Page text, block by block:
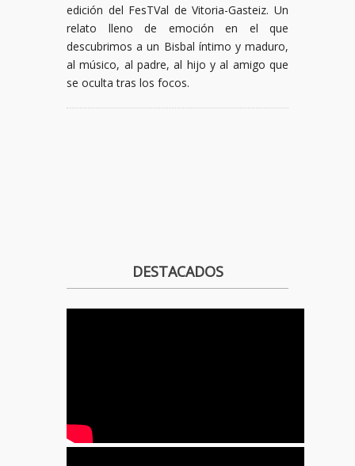
edición del FesTVal de Vitoria-Gasteiz. Un
relato lleno de emoción en el que
descubrimos a un Bisbal íntimo y maduro,
al músico, al padre, al hijo y al amigo que
se oculta tras los focos.
DESTACADOS